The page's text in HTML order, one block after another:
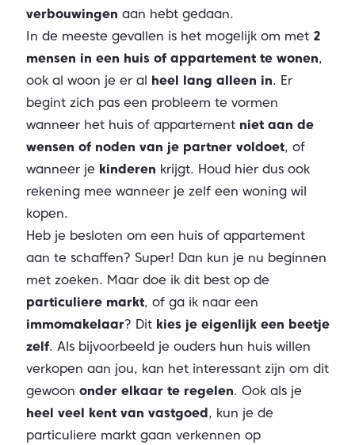
verbouwingen aan hebt gedaan.
In de meeste gevallen is het mogelijk om met 2
mensen in een huis of appartement te wonen,
ook al woon je er al heel lang alleen in. Er
begint zich pas een probleem te vormen
wanneer het huis of appartement niet aan de
wensen of noden van je partner voldoet, of
wanneer je kinderen krijgt. Houd hier dus ook
rekening mee wanneer je zelf een woning wil
kopen.
Heb je besloten om een huis of appartement
aan te schaffen? Super! Dan kun je nu beginnen
met zoeken. Maar doe ik dit best op de
particuliere markt, of ga ik naar een
immomakelaar? Dit kies je eigenlijk een beetje
zelf. Als bijvoorbeeld je ouders hun huis willen
verkopen aan jou, kan het interessant zijn om dit
gewoon onder elkaar te regelen. Ook als je
heel veel kent van vastgoed , kun je de
particuliere markt gaan verkennen op